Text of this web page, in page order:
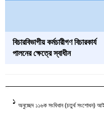
বিচারবিভাগীয় কর্মচারীগণ বিচারকার্য
পালনের ক্ষেত্রে স্বাধীন
1 অনুচ্ছেদ ১১৬ক সংবিধান (চতুর্থ সংশোধন)